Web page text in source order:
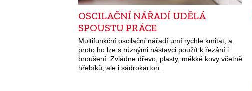
OSCILAČNÍ NÁŘADÍ UDĚLÁ
SPOUSTU PRÁCE
Multifunkční oscilační nářadí umí rychle kmitat, a
proto ho lze s různými nástavci použít k řezání i
broušení. Zvládne dřevo, plasty, měkké kovy včetně
hřebíků, ale i sádrokarton.